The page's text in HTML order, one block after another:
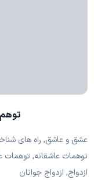
عشق و عاشق, راه های
توهمات عاشقانه, توهمات
ازدواج, ازدواج جوانان